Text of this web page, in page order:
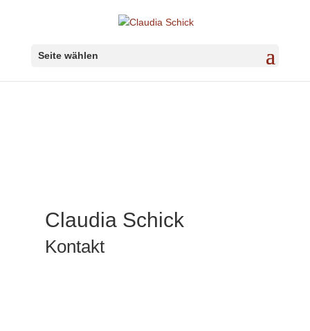
Seite wählen
Claudia Schick
Kontakt